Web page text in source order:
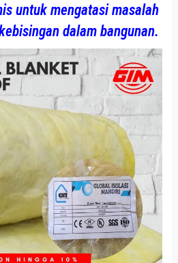
untuk mengatasi masalah
dalam bangunan.